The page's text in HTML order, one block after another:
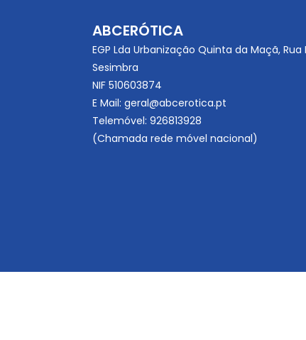
ABCERÓTICA
EGP Lda Urbanização Quinta da Maçã, Rua
Sesimbra
NIF 510603874
E Mail:geral@abcerotica.pt
Telemóvel:926813928
(Chamada rede móvel nacional)